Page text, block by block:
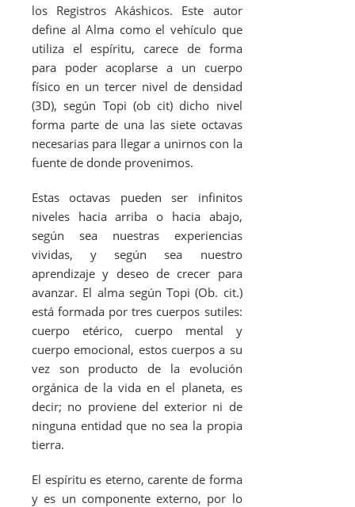
los Registros Akáshicos. Este autor
define al Alma como el vehículo que
utiliza el espíritu, carece de forma
para poder acoplarse a un cuerpo
físico en un tercer nivel de densidad
(3D), según Topi (ob cit) dicho nivel
forma parte de una las siete octavas
necesarias para llegar a unirnos con la
fuente de donde provenimos.
Estas octavas pueden ser infinitos
niveles hacia arriba o hacia abajo,
según sea nuestras experiencias
vividas, y según sea nuestro
aprendizaje y deseo de crecer para
avanzar. El alma según Topi (Ob. cit.)
está formada por tres cuerpos sutiles:
cuerpo etérico, cuerpo mental y
cuerpo emocional, estos cuerpos a su
vez son producto de la evolución
orgánica de la vida en el planeta, es
decir; no proviene del exterior ni de
ninguna entidad que no sea la propia
tierra.
El espíritu es eterno, carente de forma
y es un componente externo, por lo